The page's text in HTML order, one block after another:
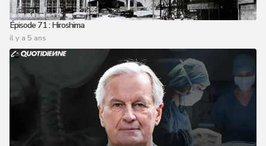
Épisode 71 : Hiroshima
il y a 5 ans